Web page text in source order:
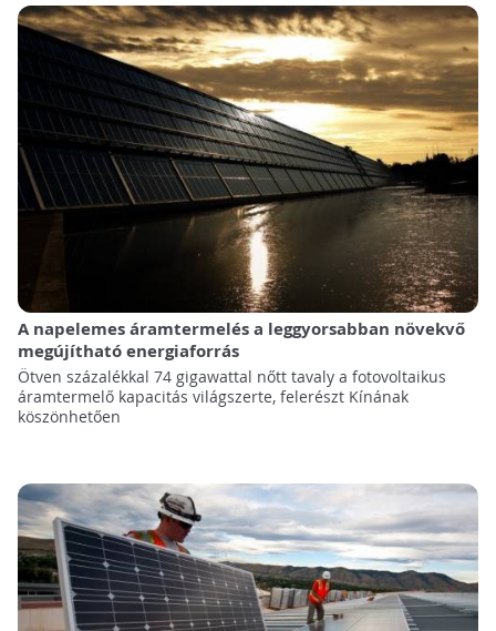
A napelemes áramtermelés a leggyorsabban növekvő
megújítható energiaforrás
Ötven százalékkal 74 gigawattal nőtt tavaly a fotovoltaikus
áramtermelő kapacitás világszerte, felerészt Kínának
köszönhetően